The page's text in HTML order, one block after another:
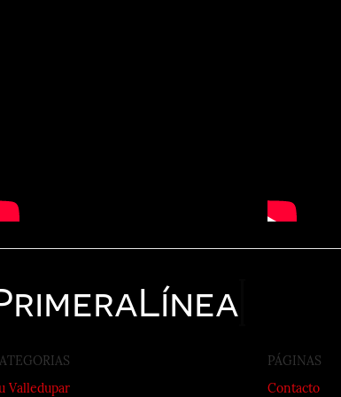
Línea
Valledupar
PÁGINAS
Contacto